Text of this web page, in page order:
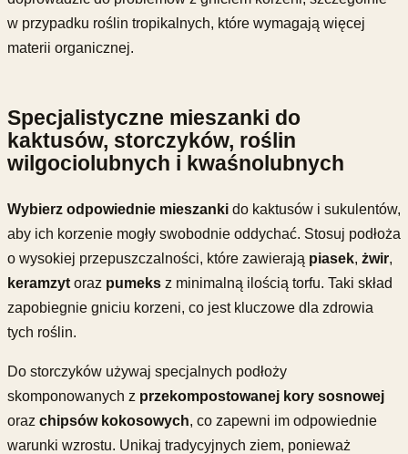
w przypadku roślin tropikalnych, które wymagają więcej
materii organicznej.
Specjalistyczne mieszanki do
kaktusów, storczyków, roślin
wilgociolubnych i kwaśnolubnych
Wybierz odpowiednie mieszanki do kaktusów i sukulentów,
aby ich korzenie mogły swobodnie oddychać. Stosuj podłoża
o wysokiej przepuszczalności, które zawierają piasek, żwir,
keramzyt oraz pumeks z minimalną ilością torfu. Taki skład
zapobiegnie gniciu korzeni, co jest kluczowe dla zdrowia
tych roślin.
Do storczyków używaj specjalnych podłoży
skomponowanych z przekompostowanej kory sosnowej
oraz chipsów kokosowych, co zapewni im odpowiednie
warunki wzrostu. Unikaj tradycyjnych ziem, ponieważ